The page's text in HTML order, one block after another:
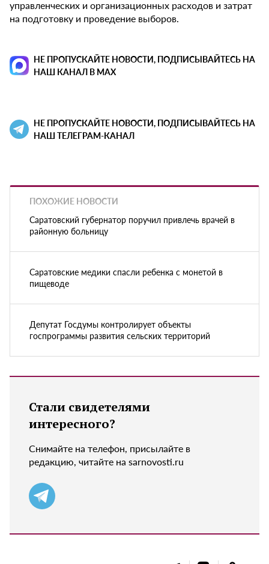
управленческих и организационных расходов и затрат
на подготовку и проведение выборов.
НЕ ПРОПУСКАЙТЕ НОВОСТИ, ПОДПИСЫВАЙТЕСЬ НА
НАШ КАНАЛ В MAX
НЕ ПРОПУСКАЙТЕ НОВОСТИ, ПОДПИСЫВАЙТЕСЬ НА
НАШ ТЕЛЕГРАМ-КАНАЛ
ПОХОЖИЕ НОВОСТИ
Саратовский губернатор поручил привлечь врачей в
районную больницу
Саратовские медики спасли ребенка с монетой в
пищеводе
Депутат Госдумы контролирует объекты
госпрограммы развития сельских территорий
Стали свидетелями
интересного?
Снимайте на телефон, присылайте в
редакцию, читайте на sarnovosti.ru